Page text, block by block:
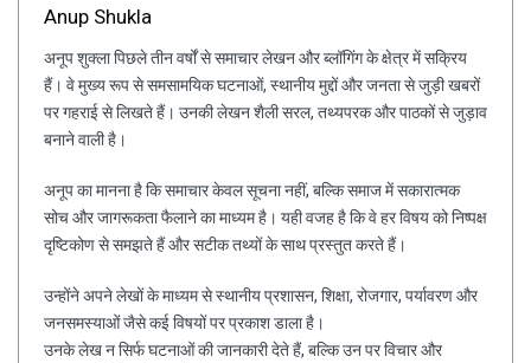
Anup Shukla
अनूप शुक्ला पिछले तीन वर्षों से समाचार लेखन और ब्लॉगिंग के क्षेत्र में सक्रिय
हैं। वे मुख्य रूप से समसामयिक घटनाओं, स्थानीय मुद्दों और जनता से जुड़ी खबरों
पर गहराई से लिखते हैं। उनकी लेखन शैली सरल, तथ्यपरक और पाठकों से जुड़ाव
बनाने वाली है।
अनूप का मानना है कि समाचार केवल सूचना नहीं, बल्कि समाज में सकारात्मक
सोच और जागरूकता फैलाने का माध्यम है। यही वजह है कि वे हर विषय को निष्पक्ष
दृष्टिकोण से समझते हैं और सटीक तथ्यों के साथ प्रस्तुत करते हैं।
उन्होंने अपने लेखों के माध्यम से स्थानीय प्रशासन, शिक्षा, रोजगार, पर्यावरण और
जनसमस्याओं जैसे कई विषयों पर प्रकाश डाला है।
उनके लेख न सिर्फ घटनाओं की जानकारी देते हैं, बल्कि उन पर विचार और